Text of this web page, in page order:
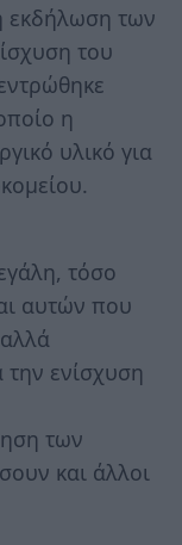
εκδήλωση των
του
η
υλικό για
τόσο
αυτών που
ενίσχυση
των
και άλλοι